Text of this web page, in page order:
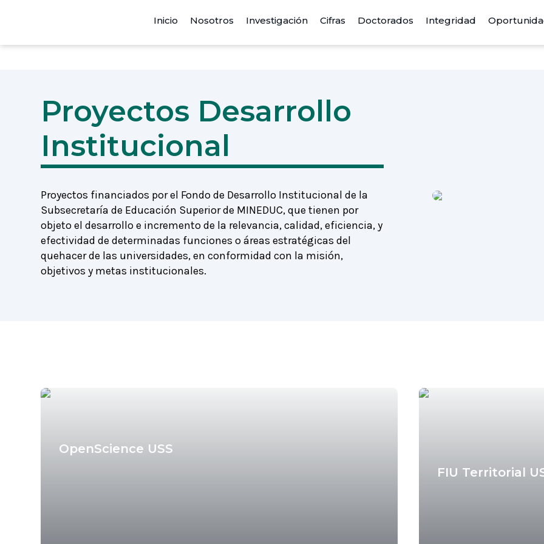
Inicio Nosotros Investigación Cifras Doctorados Integridad
Proyectos Desarrollo
Institucional
Proyectos financiados por el Fondo de Desarrollo Institucional de la
Subsecretaría de Educación Superior de MINEDUC, que tienen por
objeto el desarrollo e incremento de la relevancia, calidad, eficiencia, y
efectividad de determinadas funciones o áreas estratégicas del
quehacer de las universidades, en conformidad con la misión,
objetivos y metas institucionales.
OpenScience USS
FIU Territorial